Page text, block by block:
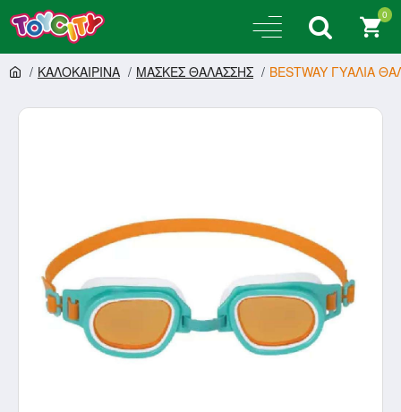
0
ΚΑΛΟΚΑΙΡΙΝΑ ΜΑΣΚΕΣ ΘΑΛΑΣΣΗΣ BESTWAY ΓΥΑΛΙΑ